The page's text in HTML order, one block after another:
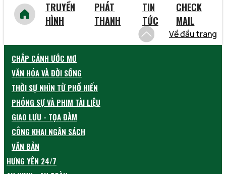
TRUYỀN
HÌNH
PHÁT
THANH
TIN
TỨC
CHECK
MAIL
Về đầu trang
CHẮP CÁNH ƯỚC MƠ
VĂN HÓA VÀ ĐỜI SỐNG
THỜI SỰ NHÌN TỪ PHỐ HIẾN
PHÓNG SỰ VÀ PHIM TÀI LIỆU
GIAO LƯU - TỌA ĐÀM
CÔNG KHAI NGÂN SÁCH
VĂN BẢN
HƯNG YÊN 24/7